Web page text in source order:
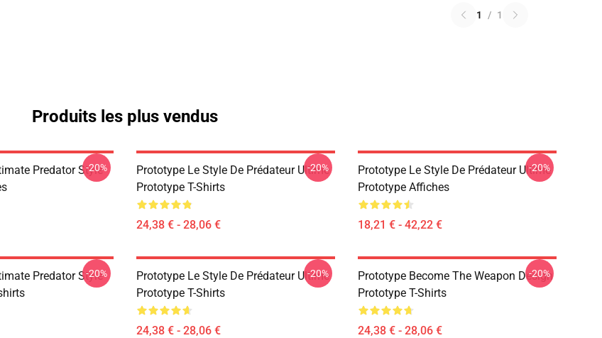
1 / 1
Produits les plus vendus
Predator Style
-20%
Prototype Le Style De Prédateur Ultime
Prototype T-Shirts
24,38 € - 28,06 €
-20%
Prototype Le Style De Prédateur Ultime
Prototype Affiches
18,21 € - 42,22 €
-20%
Predator Style
-20%
Prototype Le Style De Prédateur Ultime
Prototype T-Shirts
24,38 € - 28,06 €
-20%
Prototype Become The Weapon Design
Prototype T-Shirts
24,38 € - 28,06 €
-20%